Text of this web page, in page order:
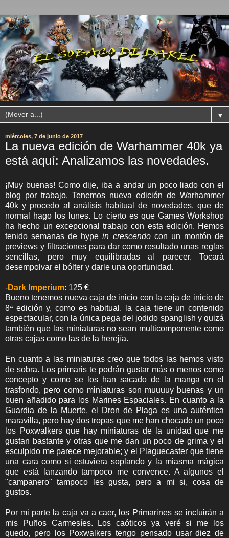
▼
miércoles, 7 de junio de 2017
La nueva edición de Warhammer 40k ya
está aquí: Analizamos las novedades.
¡Muy buenas! Como dije, iba a andar un poco liado con el
blog por trabajo. Tenemos nueva edición de Warhammer
40k y procedo al análisis habitual de novedades, que de
normal hago los lunes. Lo cierto es que Games Workshop
ha hecho un excepcional trabajo con esta edición. Hemos
tenido semanas de hypein crescendocon un montón de
previews y filtraciones para dar como resultado unas reglas
sencillas, pero muy equilibradas al parecer. Tocará
desempolvar el bólter y darle una oportunidad.
-Dark Imperium: 125 €
Bueno tenemos nueva caja de inicio con la caja de inicio de
8ª edición y, como es habitual. la caja tiene un contenido
espectacular, con la única pega del jodido spanglish y quizá
también que las miniaturas no sean multicomponente como
otras cajas como las de la herejía.
En cuanto a las miniaturas creo que todos las hemos visto
de sobra. Los primaris te podrán gustar más o menos como
concepto y como se los han sacado de la manga en el
trasfondo, pero como miniaturas son muuuuy buenas y un
buen añadido para los Marines Espaciales. En cuanto a la
Guardia de la Muerte, el Dron de Plaga es una auténtica
maravilla, pero hay dos tropas que me han chocado un poco
los Poxwalkers que hay miniaturas de la unidad que me
gustan bastante y otras que me dan un poco de grima y el
esculpido me parece mejorable; y el Plaguecaster que tiene
una cara como si estuviera soplando y la miasma mágica
que está lanzando tampoco me convence. A algunos el
"campanero" tampoco les gusta, pero a mi si, cosa de
gustos.
Por mi parte la caja va a caer, los Primarines se incluirán a
mis Puños Carmesíes. Los caóticos ya veré si me los
quedo, pero los Poxwalkers tengo pensado usar diez de